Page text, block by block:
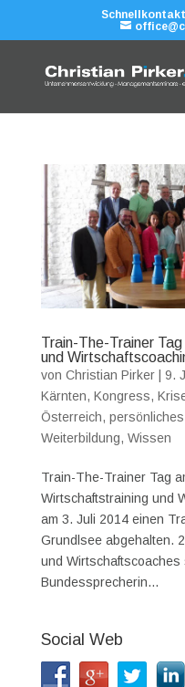
Train-The-Trainer
und
von Christian Pirker| 9.
Kärnten, Kongress,
Österreich,
Weiterbildung, Wissen
Train-The-Trainer Tag
Wirtschaftstraining und
am 3. Juli 2014 einen
Grundlsee abgehalten.
und
Bundessprecherin...
Social Web